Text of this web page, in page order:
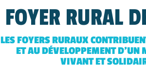
FOYER RURAL
LES FOYERS RURAUX
ET AU DÉVELOPPEMENT D’UN
VIVANT ET